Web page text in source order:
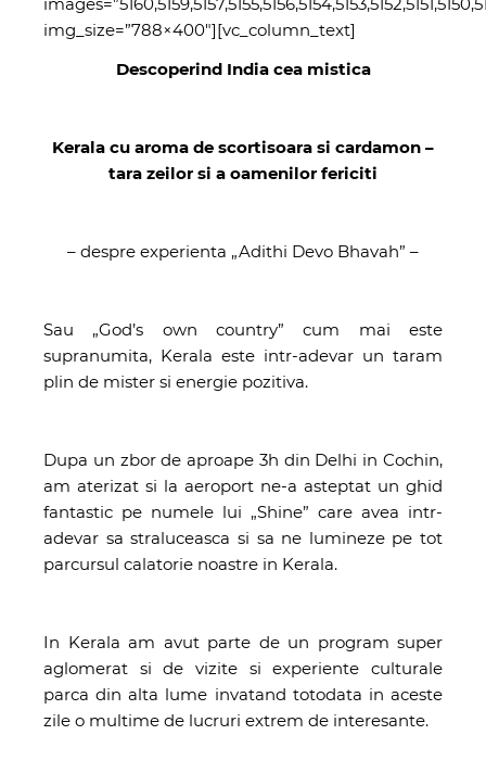
img_size=”788×400″][vc_column_text]
Descoperind India cea mistica
Kerala cu aroma de scortisoara si cardamon –
tara zeilor si a oamenilor fericiti
– despre experienta „Adithi Devo Bhavah” –
Sau „God’s own country” cum mai este
supranumita, Kerala este intr-adevar un taram
plin de mister si energie pozitiva.
Dupa un zbor de aproape 3h din Delhi in Cochin,
am aterizat si la aeroport ne-a asteptat un ghid
fantastic pe numele lui „Shine” care avea intr-
adevar sa straluceasca si sa ne lumineze pe tot
parcursul calatorie noastre in Kerala.
In Kerala am avut parte de un program super
aglomerat si de vizite si experiente culturale
parca din alta lume invatand totodata in aceste
zile o multime de lucruri extrem de interesante.